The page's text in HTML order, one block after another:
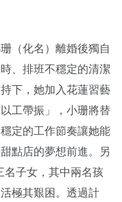
（化名）離婚後獨自
、排班不穩定的清潔
下，她加入花蓮習藝
工帶振」，小珊將替
定的工作節奏讓她能
點店的夢想前進。另
名子女，其中兩名孩
極其艱困。透過計